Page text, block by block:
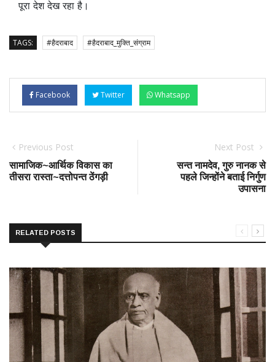
पूरा देश देख रहा है।
TAGS: #हैदराबाद #हैदराबाद_मुक्ति_संग्राम
Facebook Twitter Whatsapp
Previous Post
सामाजिक~आर्थिक विकास का
तीसरा रास्ता~दत्तोपन्त ठेंगड़ी
Next Post
सन्त नामदेव, गुरु नानक से
पहले जिन्होंने बताई निर्गुण
उपासना
RELATED POSTS